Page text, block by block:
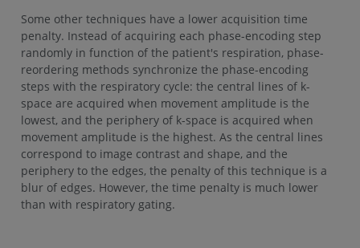
Some other techniques have a lower acquisition time
penalty. Instead of acquiring each phase-encoding step
randomly in function of the patient's respiration, phase-
reordering methods synchronize the phase-encoding
steps with the respiratory cycle: the central lines of k-
space are acquired when movement amplitude is the
lowest, and the periphery of k-space is acquired when
movement amplitude is the highest. As the central lines
correspond to image contrast and shape, and the
periphery to the edges, the penalty of this technique is a
blur of edges. However, the time penalty is much lower
than with respiratory gating.